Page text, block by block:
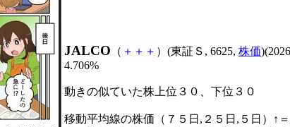
JALCO （ ＋ ＋ ＋ ）(東証Ｓ, 6625, 株価
4.706%
動きの似ていた株上位３０、下位３０
移動平均線の株価（７５日,２５日,５日）↑